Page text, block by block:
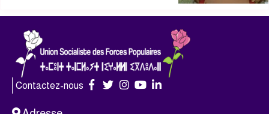
Contactez-nous